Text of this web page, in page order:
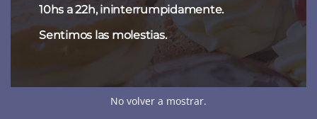
TENTACIONES
TRUFAS Y BOMBONES
10hs a 22h, ininterrumpidamente.
Sentimos las molestias.
No volver a mostrar.